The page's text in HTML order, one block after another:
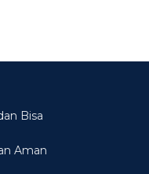
Bisa
Aman